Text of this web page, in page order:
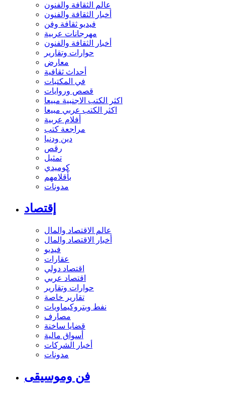
عالم الثقافة والفنون
أخبار الثقافة والفنون
فيديو ثقافة وفن
مهرجانات عربية
أخبار الثقافة والفنون
حوارات وتقارير
معارض
أحداث ثقافية
في المكتبات
قصص وروايات
اكثر الكتب الاجنبية مبيعا
اكثر الكتب عربي مبيعا
أفلام عربية
مراجعة كتب
دين ودنيا
رقص
تمثيل
كوميدي
بأقلامهم
مدونات
إقتصاد
عالم الاقتصاد والمال
أخبار الاقتصاد والمال
فيديو
عقارات
اقتصاد دولي
اقتصاد عربي
حوارات وتقارير
تقارير خاصة
نفط وبتروكيماويات
مصارف
قضايا ساخنة
أسواق مالية
أخبار الشركات
مدونات
فن وموسيقى